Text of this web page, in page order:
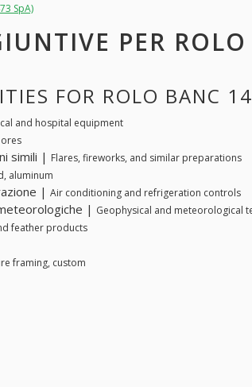
SpA)
PER
FOR ROLO BANC
and hospital equipment
simili | Flares, fireworks, and similar preparations
aluminum
| Air conditioning and refrigeration controls
| Geophysical and meteorological
feather products
framing, custom